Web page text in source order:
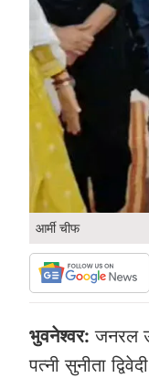
आर्मी चीफ
भुवनेश्वर: जनरल
पत्नी सुनीता